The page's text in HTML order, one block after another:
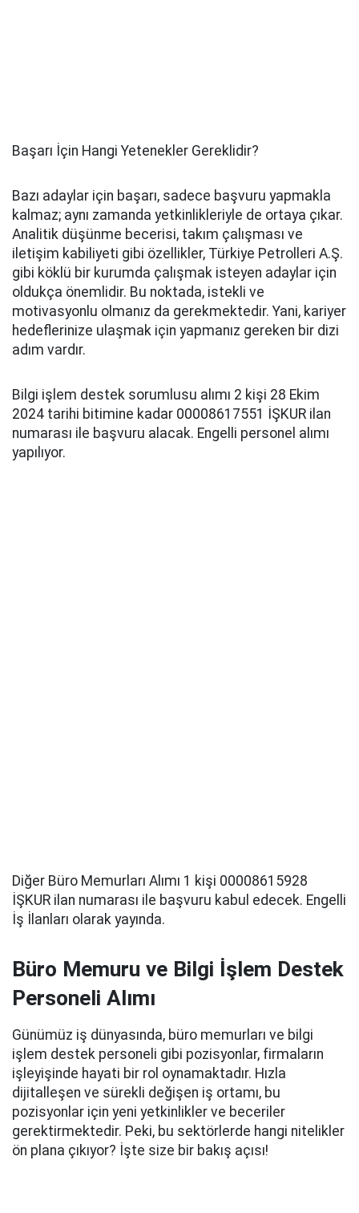
Başarı İçin Hangi Yetenekler Gereklidir?
Bazı adaylar için başarı, sadece başvuru yapmakla
kalmaz; aynı zamanda yetkinlikleriyle de ortaya çıkar.
Analitik düşünme becerisi, takım çalışması ve
iletişim kabiliyeti gibi özellikler, Türkiye Petrolleri A.Ş.
gibi köklü bir kurumda çalışmak isteyen adaylar için
oldukça önemlidir. Bu noktada, istekli ve
motivasyonlu olmanız da gerekmektedir. Yani, kariyer
hedeflerinize ulaşmak için yapmanız gereken bir dizi
adım vardır.
Bilgi işlem destek sorumlusu alımı 2 kişi 28 Ekim
2024 tarihi bitimine kadar 00008617551 İŞKUR ilan
numarası ile başvuru alacak. Engelli personel alımı
yapılıyor.
Diğer Büro Memurları Alımı 1 kişi 00008615928
İŞKUR ilan numarası ile başvuru kabul edecek. Engelli
İş İlanları olarak yayında.
Büro Memuru ve Bilgi İşlem Destek
Personeli Alımı
Günümüz iş dünyasında, büro memurları ve bilgi
işlem destek personeli gibi pozisyonlar, firmaların
işleyişinde hayati bir rol oynamaktadır. Hızla
dijitalleşen ve sürekli değişen iş ortamı, bu
pozisyonlar için yeni yetkinlikler ve beceriler
gerektirmektedir. Peki, bu sektörlerde hangi nitelikler
ön plana çıkıyor? İşte size bir bakış açısı!